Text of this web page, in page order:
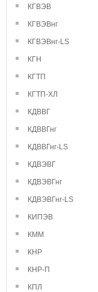
КГВЭВ
КГВЭВнг
КГВЭВнг-LS
КГН
КГТП
КГТП-ХЛ
КДВВГ
КДВВГнг
КДВВГнг-LS
КДВЭВГ
КДВЭВГнг
КДВЭВГнг-LS
КИПЭВ
КММ
КНР
КНР-П
КПЛ